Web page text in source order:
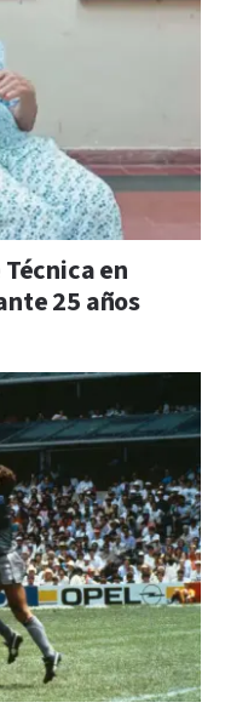
en
25 años